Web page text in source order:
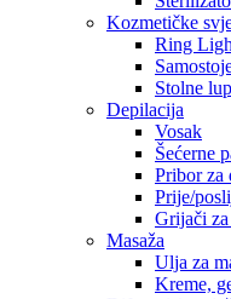
Kozmetičke
Ring
Stolne
Depilacija
Vosak
Šećerne
Pribor za
Prije/
Grijači
Masaža
Ulja za
Kreme,